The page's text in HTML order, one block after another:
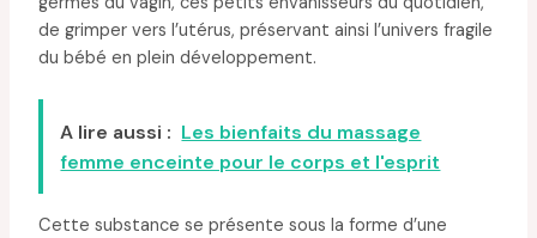
de grimper vers l’utérus, préservant ainsi l’univers fragile
du bébé en plein développement.
A lire aussi : Les bienfaits du massage
femme enceinte pour le corps et l'esprit
Cette substance se présente sous la forme d’une